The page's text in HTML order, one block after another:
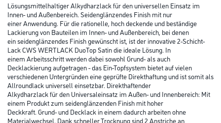
Lösungsmittelhaltiger Alkydharzlack für den universellen Einsatz im
Innen- und Außenbereich. Seidenglänzendes Finish mit nur
einer Anwendung. Für die rationelle, hoch deckende und beständige
Lackierung von Bauteilen im Innen- und Außenbereich, bei denen
ein seidenglänzendes Finish gewünscht ist, ist der innovative 2-Schicht-
Lack CWS WERTLACK DuoTop Satin die ideale Lösung. In
einem Arbeitsschritt werden dabei sowohl Grund- als auch
Decklackierung aufgetragen - das Ein-Topfsystem bietet auf vielen
verschiedenen Untergründen eine geprüfte Direkthaftung und ist somit als
Allroundlack universell einsetzbar. Direkthaftender
Alkydharzlack für den Universaleinsatz im Außen- und Innenbereich: Mit
einem Produkt zum seidenglänzenden Finish mit hoher
Deckkraft. Grund- und Decklack in einem dadurch arbeiten ohne
Materialwechsel. Dank schneller Trocknung sind 2 Anstriche an